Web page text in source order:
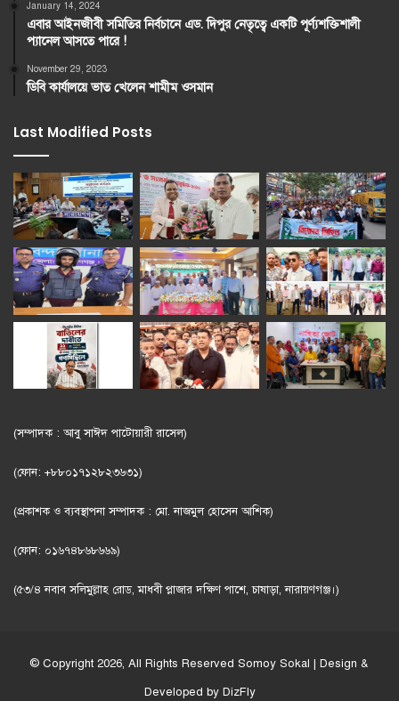
January 14, 2024
এবার আইনজীবী সমিতির নির্বচানে এড. দিপুর নেতৃত্বে একটি পূর্ণ্যশক্তিশালী
প্যানেল আসতে পারে !
November 29, 2023
ডিবি কার্যালয়ে ভাত খেলেন শামীম ওসমান
Last Modified Posts
(সম্পাদক : আবু সাঈদ পাটোয়ারী রাসেল)
(ফোন: +৮৮০১৭১২৮২৩৬৩১)
(প্রকাশক ও ব্যবস্থাপনা সম্পাদক : মো. নাজমুল হোসেন আশিক)
(ফোন: ০১৬৭৪৮৬৮৬৬৯)
(৫৩/৪ নবাব সলিমুল্লাহ রোড, মাধবী প্লাজার দক্ষিণ পাশে, চাষাড়া, নারায়ণগঞ্জ।)
© Copyright 2026, All Rights Reserved Somoy Sokal | Design &
Developed by DizFly